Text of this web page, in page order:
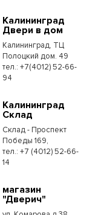
Калининград
Двери в дом
Калининград, ТЦ
Полоцкий дом. 49
тел.: +7(4012) 52-66-
94
Калининград
Склад
Склад - Проспект
Победы 169,
тел.:​ +7 (4012) 52-66-
14
магазин
"Дверич"